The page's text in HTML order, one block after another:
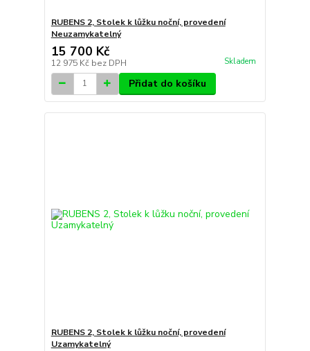
RUBENS 2, Stolek k lůžku noční, provedení
Neuzamykatelný
15 700 Kč
12 975 Kč bez DPH Skladem
Přidat do košíku
RUBENS 2, Stolek k lůžku noční, provedení
Uzamykatelný